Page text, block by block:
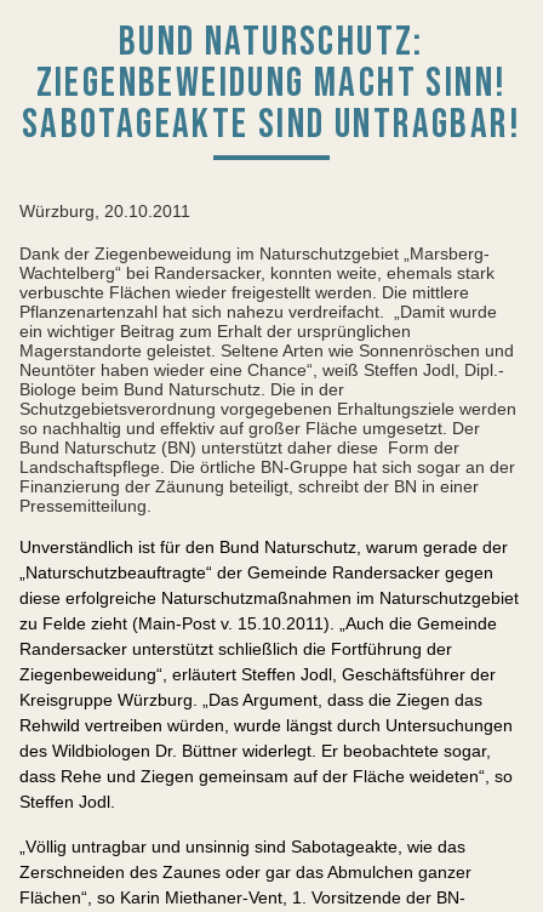
BUND NATURSCHUTZ:
ZIEGENBEWEIDUNG MACHT SINN!
SABOTAGEAKTE SIND UNTRAGBAR!
Würzburg, 20.10.2011
Dank der Ziegenbeweidung im Naturschutzgebiet „Marsberg-
Wachtelberg“ bei Randersacker, konnten weite, ehemals stark
verbuschte Flächen wieder freigestellt werden. Die mittlere
Pflanzenartenzahl hat sich nahezu verdreifacht.
„Damit wurde
ein wichtiger Beitrag zum Erhalt der ursprünglichen
Magerstandorte geleistet. Seltene Arten wie Sonnenröschen und
Neuntöter haben wieder eine Chance“, weiß Steffen Jodl, Dipl.-
Biologe beim Bund Naturschutz. Die in der
Schutzgebietsverordnung vorgegebenen Erhaltungsziele werden
so nachhaltig und effektiv auf großer Fläche umgesetzt. Der
Bund Naturschutz (BN) unterstützt daher diese Form der
Landschaftspflege. Die örtliche BN-Gruppe hat sich sogar an der
Finanzierung der Zäunung beteiligt, schreibt der BN in einer
Pressemitteilung.
Unverständlich ist für den Bund Naturschutz, warum gerade der
„Naturschutzbeauftragte“ der Gemeinde Randersacker gegen
diese erfolgreiche Naturschutzmaßnahmen im Naturschutzgebiet
zu Felde zieht (Main-Post v. 15.10.2011). „Auch die Gemeinde
Randersacker unterstützt schließlich die Fortführung der
Ziegenbeweidung“, erläutert Steffen Jodl, Geschäftsführer der
Kreisgruppe Würzburg. „Das Argument, dass die Ziegen das
Rehwild vertreiben würden, wurde längst durch Untersuchungen
des Wildbiologen Dr. Büttner widerlegt. Er beobachtete sogar,
dass Rehe und Ziegen gemeinsam auf der Fläche weideten“, so
Steffen Jodl.
„Völlig untragbar und unsinnig sind Sabotageakte, wie das
Zerschneiden des Zaunes oder gar das Abmulchen ganzer
Flächen“, so Karin Miethaner-Vent, 1. Vorsitzende der BN-